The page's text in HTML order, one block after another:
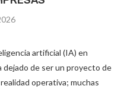
artificial (IA) en
de ser un proyecto de
operativa; muchas